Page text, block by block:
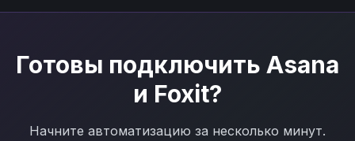
Готовы подключить Asana
и Foxit?
Начните автоматизацию за несколько минут.